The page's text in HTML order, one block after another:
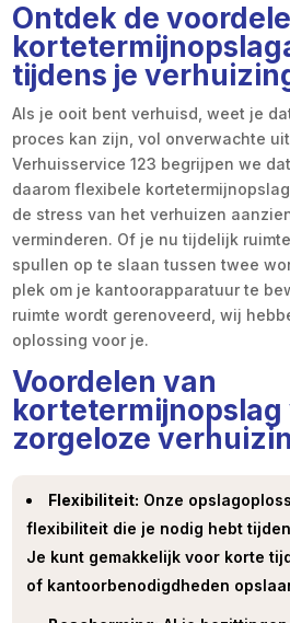
Ontdek de
tijdens je
Als je ooit bent verhuisd, weet je
proces kan zijn, vol onverwachte
Verhuisservice 123 begrijpen we
daarom flexibele
de stress van het verhuizen
verminderen. Of je nu tijdelijk
spullen op te slaan tussen twee
plek om je kantoorapparatuur te
ruimte wordt gerenoveerd, wij
oplossing voor je.
Voordelen van
kortetermijnopslag
zorgeloze
Flexibiliteit: Onze
flexibiliteit die je nodig hebt
Je kunt gemakkelijk voor korte
of kantoorbenodigdheden